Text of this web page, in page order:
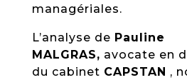
managériales.
L’analyse de Pauline
MALGRAS, avocate en
du cabinet CAPSTAN ,